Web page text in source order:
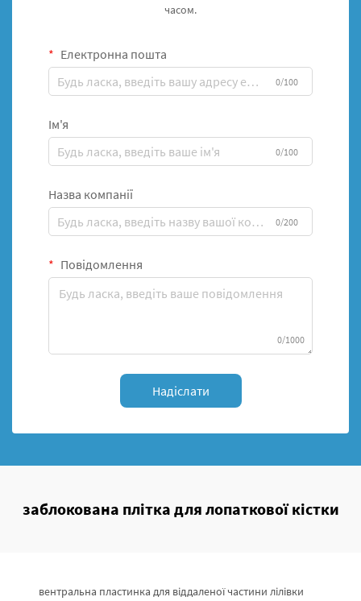
часом.
Електронна пошта
0/100
Ім'я
0/100
Назва компанії
0/200
Повідомлення
0/1000
Надіслати
заблокована плітка для лопаткової кістки
вентральна пластинка для віддаленої частини лілівки